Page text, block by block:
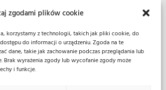
zgodami plików cookie
korzystamy z technologii, takich jak pliki cookie, do
do informacji o urządzeniu. Zgoda na te
dane, takie jak zachowanie podczas przeglądania lub
Brak wyrażenia zgody lub wycofanie zgody może
i funkcje.